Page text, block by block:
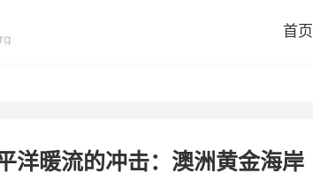
首页
洋暖流的冲击：澳洲黄金海岸